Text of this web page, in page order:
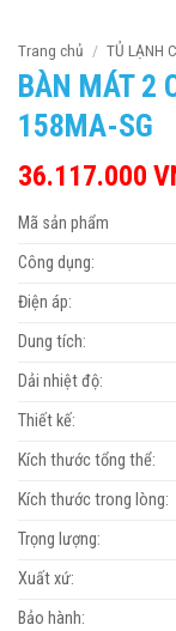
Trang chủ / TỦ LẠNH
BÀN MÁT 2
158MA-SG
36.117.000
Mã sản phẩm
Công dụng:
Điện áp:
Dung tích:
Dải nhiệt độ:
Thiết kế:
Kích thước tổng thể:
Kích thước trong lòng:
Trọng lượng:
Xuất xứ:
Bảo hành: